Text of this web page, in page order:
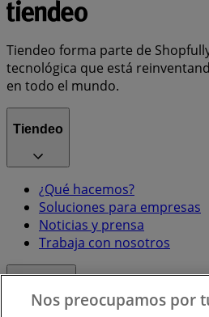
Tiendeo forma parte de
tecnológica que está
en todo el mundo.
Tiendeo
¿Qué hacemos?
Soluciones para empresas
Noticias y prensa
Trabaja con nosotros
Nos preocupamos por